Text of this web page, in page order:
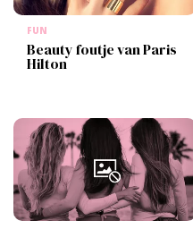
FUN
Beauty foutje van Paris
Hilton